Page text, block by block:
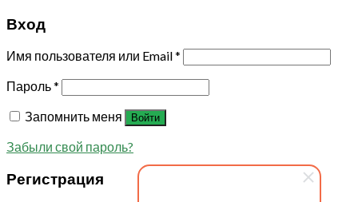
Вход
Имя пользователя или Email*
Пароль*
Запомнить меня
Войти
Забыли свой пароль?
Регистрация